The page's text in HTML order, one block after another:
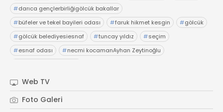
#darıca gençlerbirliğigölcük bakallar
#büfeler ve tekel bayileri odası #faruk hikmet kesgin #gölcük
#gölcük belediyesiesnaf #tuncay yıldız #seçim
#esnaf odası #necmi kocamanAyhan Zeytinoğlu
Web TV
Foto Galeri